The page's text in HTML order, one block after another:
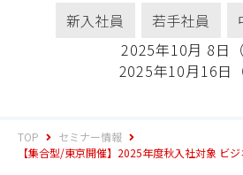
新入社員
若手社員
2025年10月 8日（
2025年10月16日（
TOP
セミナー情報
【集合型/東京開催】2025年度秋入社対象 ビ